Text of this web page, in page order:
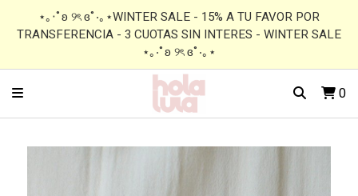
⋆｡‧˚ʚ ୨ৎ ɞ˚‧｡⋆WINTER SALE - 15% A TU FAVOR POR
TRANSFERENCIA - 3 CUOTAS SIN INTERES - WINTER SALE
⋆｡‧˚ʚ ୨ৎ ɞ˚‧｡⋆
0